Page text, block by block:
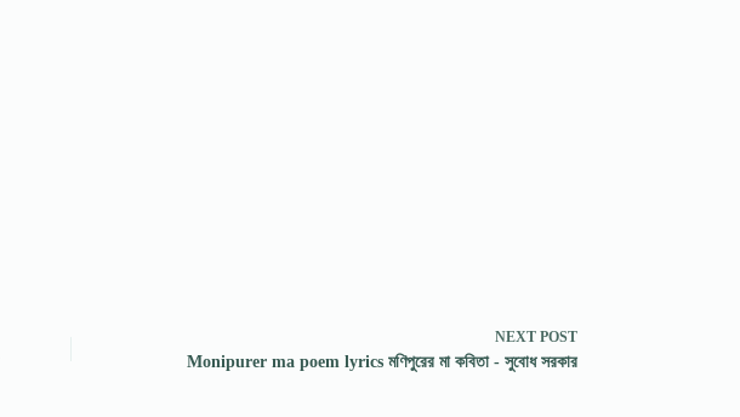
NEXT POST
Monipurer ma poem lyrics মণিপুরের মা কবিতা - সুবােধ সরকার